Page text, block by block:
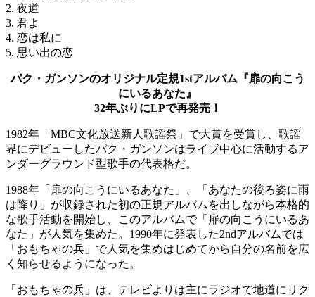
2. 夜道
3. 君よ
4. 恋は私に
5. 思い出の恋
パク・ガンソンのオリジナル定規1stアルバム『扉の向こう
にいるあなた』
32年ぶりにLPで再発売！
1982年「MBC文化放送新人歌謡祭」で大賞を受賞し、歌謡
界にデビューしたパク・ガンソンはライブ中心に活動するア
ンダーグラウンド型歌手の代表格だ。
1988年「扉の向こうにいるあなた」、「あなたの後ろ姿に雨
は降り」が収録された初の正規アルバムを出しながら本格的
な歌手活動を開始し、このアルバムで「扉の向こうにいるあ
なた」が人気を集めた。1990年に発表した2ndアルバムでは
「おもちゃの兵」で人気を集めはじめてから自分の名前を広
く知らせるようになった。
「おもちゃの兵」は、テレビよりは主にラジオで地道にリク